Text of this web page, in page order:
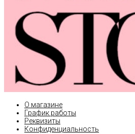
О магазине
График работы
Реквизиты
Конфиденциальность